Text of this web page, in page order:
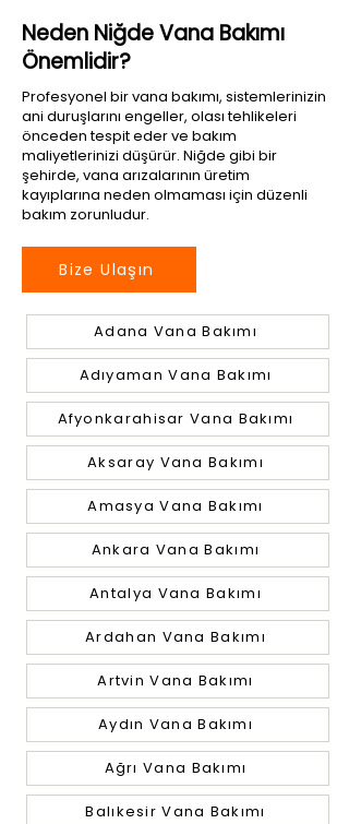
Neden Niğde Vana Bakımı
Önemlidir?
Profesyonel bir vana bakımı, sistemlerinizin
ani duruşlarını engeller, olası tehlikeleri
önceden tespit eder ve bakım
maliyetlerinizi düşürür. Niğde gibi bir
şehirde, vana arızalarının üretim
kayıplarına neden olmaması için düzenli
bakım zorunludur.
Bize Ulaşın
Adana Vana Bakımı
Adıyaman Vana Bakımı
Afyonkarahisar Vana Bakımı
Aksaray Vana Bakımı
Amasya Vana Bakımı
Ankara Vana Bakımı
Antalya Vana Bakımı
Ardahan Vana Bakımı
Artvin Vana Bakımı
Aydın Vana Bakımı
Ağrı Vana Bakımı
Balıkesir Vana Bakımı